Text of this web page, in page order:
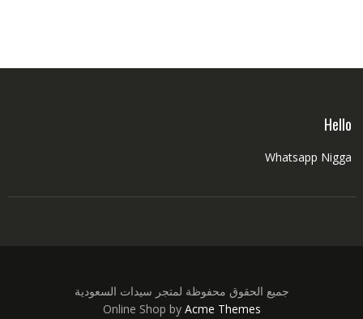
Hello
Whatsapp Nigga
جميع الحقوق محفوظة لمتجر سيدات السعودية
Online Shop by Acme Themes